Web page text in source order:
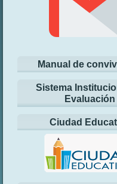
Manual de
Sistema
Evaluación
Ciudad